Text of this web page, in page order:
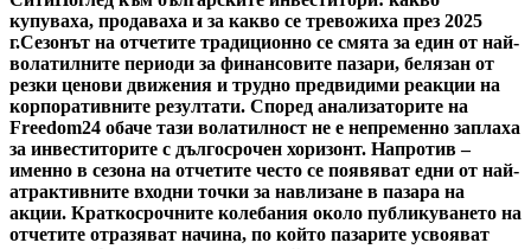
купуваха, продаваха и за какво се тревожиха през 2025
г.Сезонът на отчетите традиционно се смята за един от най-
волатилните периоди за финансовите пазари, белязан от
резки ценови движения и трудно предвидими реакции на
корпоративните резултати. Според анализаторите на
Freedom24 обаче тази волатилност не е непременно заплаха
за инвеститорите с дългосрочен хоризонт. Напротив –
именно в сезона на отчетите често се появяват едни от най-
атрактивните входни точки за навлизане в пазара на
акции. Краткосрочните колебания около публикуването на
отчетите отразяват начина, по който пазарите усвояват